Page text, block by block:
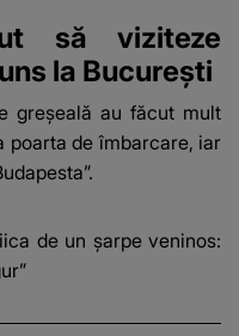
să viziteze
la București
greșeală au făcut mult
poarta de îmbarcare, iar
de un șarpe veninos: